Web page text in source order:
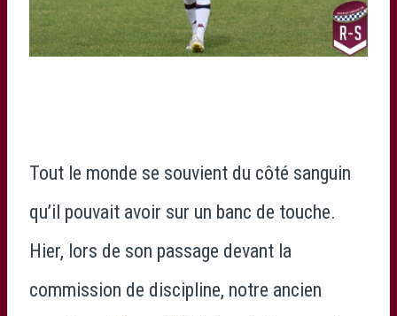
Tout le monde se souvient du côté sanguin
qu’il pouvait avoir sur un banc de touche.
Hier, lors de son passage devant la
commission de discipline, notre ancien